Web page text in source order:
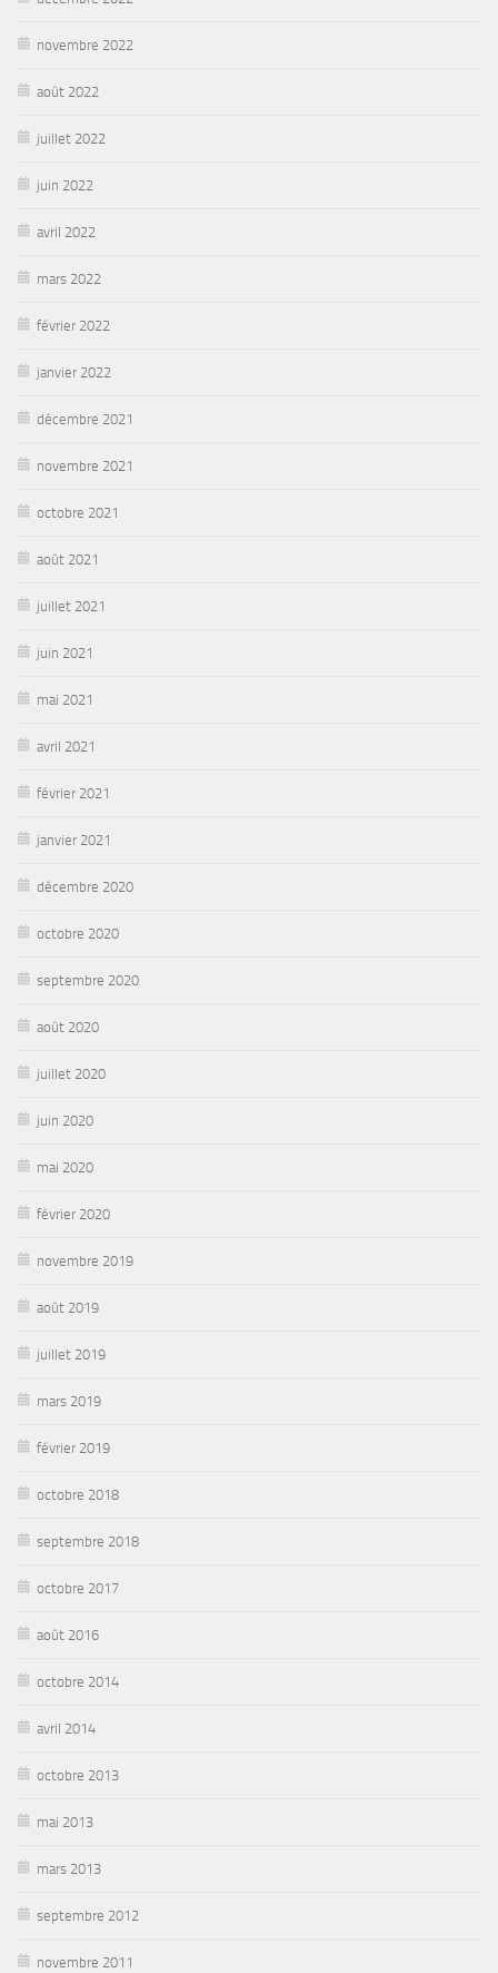
novembre 2022
août 2022
juillet 2022
juin 2022
avril 2022
mars 2022
février 2022
janvier 2022
décembre 2021
novembre 2021
octobre 2021
août 2021
juillet 2021
juin 2021
mai 2021
avril 2021
février 2021
janvier 2021
décembre 2020
octobre 2020
septembre 2020
août 2020
juillet 2020
juin 2020
mai 2020
février 2020
novembre 2019
août 2019
juillet 2019
mars 2019
février 2019
octobre 2018
septembre 2018
octobre 2017
août 2016
octobre 2014
avril 2014
octobre 2013
mai 2013
mars 2013
septembre 2012
novembre 2011